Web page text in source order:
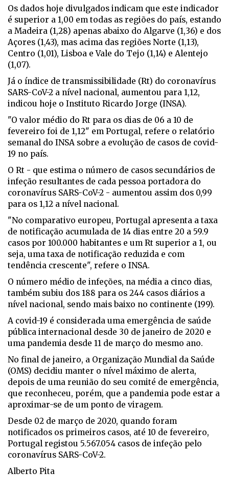
Os dados hoje divulgados indicam que este indicador
é superior a 1,00 em todas as regiões do país, estando
a Madeira (1,28) apenas abaixo do Algarve (1,36) e dos
Açores (1,43), mas acima das regiões Norte (1,13),
Centro (1,01), Lisboa e Vale do Tejo (1,14) e Alentejo
(1,07).
Já o índice de transmissibilidade (Rt) do coronavírus
SARS-CoV-2 a nível nacional, aumentou para 1,12,
indicou hoje o Instituto Ricardo Jorge (INSA).
"O valor médio do Rt para os dias de 06 a 10 de
fevereiro foi de 1,12" em Portugal, refere o relatório
semanal do INSA sobre a evolução de casos de covid-
19 no país.
O Rt - que estima o número de casos secundários de
infeção resultantes de cada pessoa portadora do
coronavírus SARS-CoV-2 - aumentou assim dos 0,99
para os 1,12 a nível nacional.
"No comparativo europeu, Portugal apresenta a taxa
de notificação acumulada de 14 dias entre 20 a 59.9
casos por 100.000 habitantes e um Rt superior a 1, ou
seja, uma taxa de notificação reduzida e com
tendência crescente", refere o INSA.
O número médio de infeções, na média a cinco dias,
também subiu dos 188 para os 244 casos diários a
nível nacional, sendo mais baixo no continente (199).
A covid-19 é considerada uma emergência de saúde
pública internacional desde 30 de janeiro de 2020 e
uma pandemia desde 11 de março do mesmo ano.
No final de janeiro, a Organização Mundial da Saúde
(OMS) decidiu manter o nível máximo de alerta,
depois de uma reunião do seu comité de emergência,
que reconheceu, porém, que a pandemia pode estar a
aproximar-se de um ponto de viragem.
Desde 02 de março de 2020, quando foram
notificados os primeiros casos, até 10 de fevereiro,
Portugal registou 5.567.054 casos de infeção pelo
coronavírus SARS-CoV-2.
Alberto Pita